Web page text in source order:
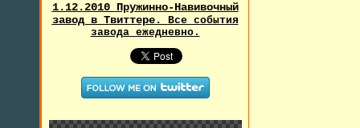
1.12.2010 Пружинно-Навивочный
завод в Твиттере. Все события
завода ежедневно.